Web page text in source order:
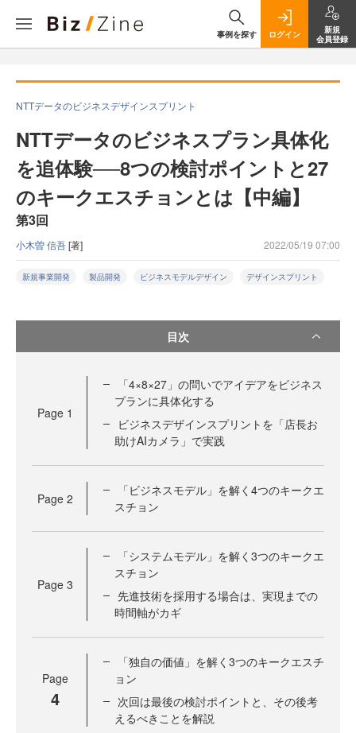
事例を探す ログイン
新規
会員登録
NTTデータのビジネスデザインスプリント
NTTデータのビジネスプラン具体化
を追体験──8つの検討ポイントと27
のキークエスチョンとは【中編】
第3回
小木曽 信吾[著] 2022/05/19 07:00
新規事業開発 製品開発 ビジネスモデルデザイン デザインスプリント
目次
Page 1
「4×8×27」の問いでアイデアをビジネス
プランに具体化する
ビジネスデザインスプリントを「店長お
助けAIカメラ」で実践
Page 2
「ビジネスモデル」を解く4つのキークエ
スチョン
Page 3
「システムモデル」を解く3つのキークエ
スチョン
先進技術を採用する場合は、実現までの
時間軸がカギ
Page
4
「独自の価値」を解く3つのキークエスチ
ョン
次回は最後の検討ポイントと、その後考
えるべきことを解説